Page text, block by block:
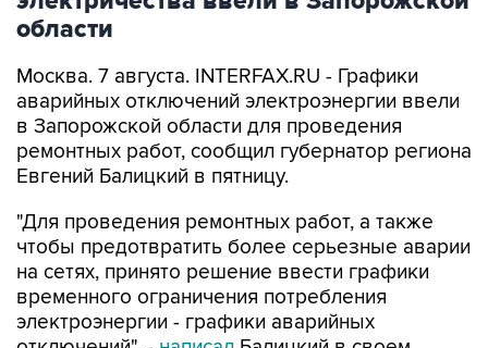
Москва. 7 августа. INTERFAX.RU - Графики
в Запорожской области для проведения
ремонтных работ, сообщил губернатор региона
Евгений Балицкий в пятницу.
"Для проведения ремонтных работ, а также
на сетях, принято решение ввести графики
временного ограничения потребления
электроэнергии - графики аварийных
отключений", -написалБалицкий в своем
канале в Max.